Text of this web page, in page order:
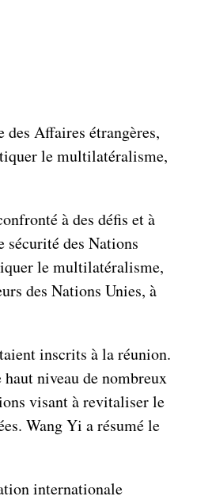
Affaires étrangères,
le multilatéralisme,
à des défis et à
sécurité des Nations
le multilatéralisme,
des Nations Unies, à
inscrits à la réunion.
niveau de nombreux
visant à revitaliser le
Wang Yi a résumé le
internationale